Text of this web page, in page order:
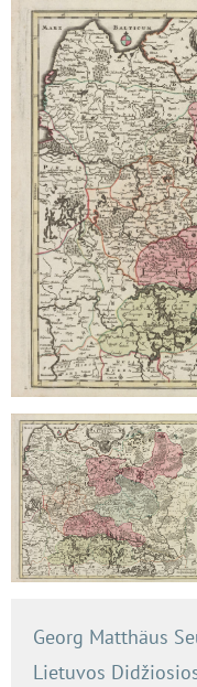
Georg Matthäus
Lietuvos